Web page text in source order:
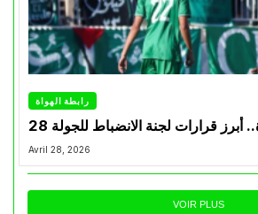
رابطة الهواة
أبرز قرارات لجنة الانضباط للجولة 28
Avril 28, 2026
VOIR PLUS